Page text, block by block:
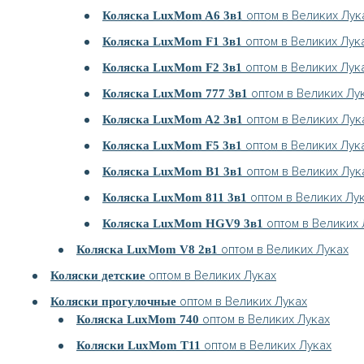
Коляска LuxMom A6 3в1 оптом в Великих
Коляска LuxMom F1 3в1 оптом в Великих
Коляска LuxMom F2 3в1 оптом в Великих
Коляска LuxMom 777 3в1 оптом в Великих
Коляска LuxMom A2 3в1 оптом в Великих
Коляска LuxMom F5 3в1 оптом в Великих
Коляска LuxMom B1 3в1 оптом в Великих
Коляска LuxMom 811 3в1 оптом в Великих
Коляска LuxMom HGV9 3в1 оптом в Великих
Коляска LuxMom V8 2в1 оптом в Великих Луках
Коляски детские оптом в Великих Луках
Коляски прогулочные оптом в Великих Луках
Коляска LuxMom 740 оптом в Великих Луках
Коляски LuxMom T11 оптом в Великих Луках